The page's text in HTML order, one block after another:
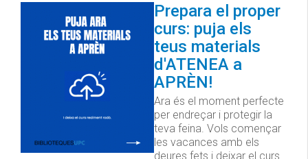
Prepara el proper
curs: puja els
teus materials
d'ATENEA a
APRÈN!
Ara és el moment perfecte
per endreçar i protegir la
teva feina. Vols començar
les vacances amb els
deures fets i deixar el curs